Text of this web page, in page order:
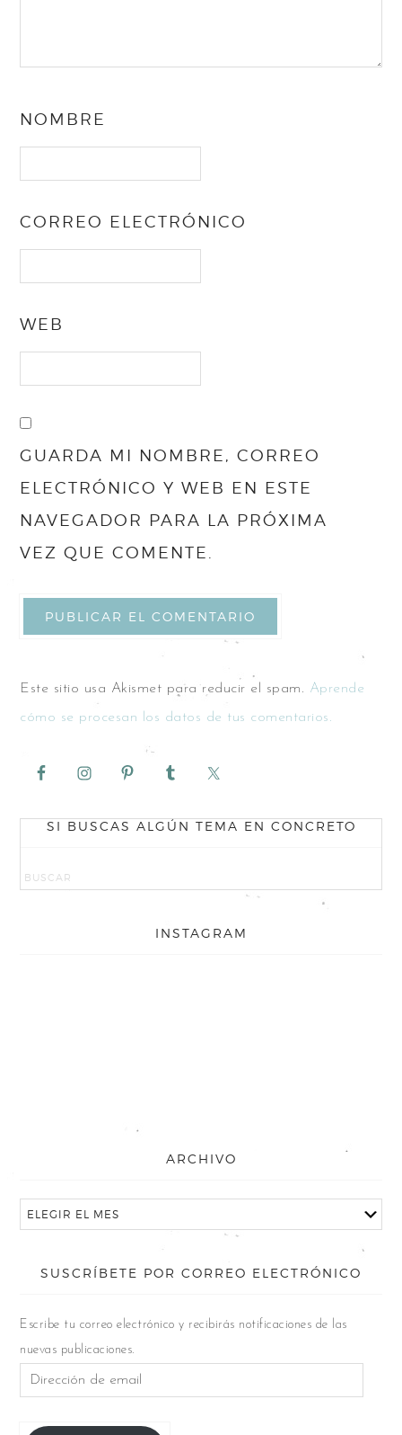
NOMBRE
CORREO ELECTRÓNICO
WEB
GUARDA MI NOMBRE, CORREO
ELECTRÓNICO Y WEB EN ESTE
NAVEGADOR PARA LA PRÓXIMA
VEZ QUE COMENTE.
Este sitio usa Akismet para reducir el spam. Aprende
cómo se procesan los datos de tus comentarios.
SI BUSCAS ALGÚN TEMA EN CONCRETO
INSTAGRAM
ARCHIVO
SUSCRÍBETE POR CORREO ELECTRÓNICO
Escribe tu correo electrónico y recibirás notificaciones de las
nuevas publicaciones.